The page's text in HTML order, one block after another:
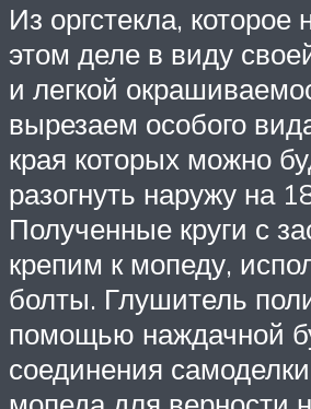
Из оргстекла,
этом деле в виду
и легкой
вырезаем особого
края которых можно
разогнуть наружу на
Полученные круги с
крепим к мопеду,
болты. Глушитель
помощью наждачной
соединения